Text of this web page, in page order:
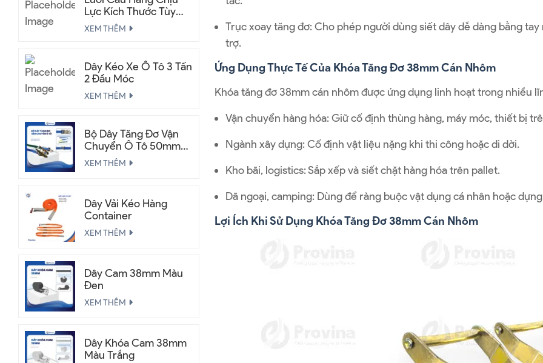
Lực Kích Thước Tùy
Chỉnh
XEM THÊM
Dây Kéo Xe Ô Tô 3 Tấn
2 Đầu Móc
XEM THÊM
Bộ Dây Tăng Đơ Vận
Chuyển Ô Tô 50mm
2.5 Tấn
XEM THÊM
Dây Vải Kéo Hàng
Container
XEM THÊM
Dây Cam 38mm Màu
Đen
XEM THÊM
Dây Khóa Cam 38mm
Màu Trắng
Trục xoay tăng đơ: Cho phép người dùng siết dây dễ dàng bằng
trợ.
Ứng Dụng Thực Tế Của Khóa Tăng Đơ 38mm Cán Nhôm
Khóa tăng đơ 38mm cán nhôm được ứng dụng linh hoạt trong nhiều
Vận chuyển hàng hóa: Giữ cố định thùng hàng, máy móc, thiết bị
Ngành xây dựng: Cố định vật liệu nặng khi thi công hoặc di dời.
Kho bãi, logistics: Sắp xếp và siết chặt hàng hóa trên pallet.
Dã ngoại, camping: Dùng để ràng buộc vật dụng cá nhân hoặc
Lợi Ích Khi Sử Dụng Khóa Tăng Đơ 38mm Cán Nhôm